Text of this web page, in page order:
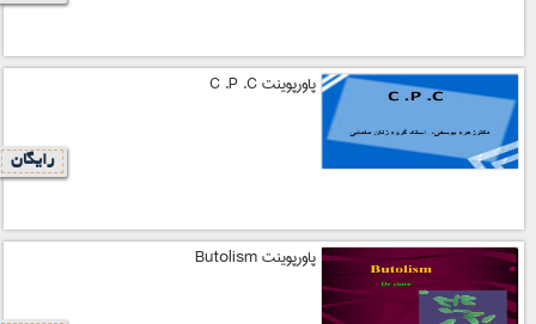
پاورپوینت C .P .C
رایگان
پاورپوینت Butolism